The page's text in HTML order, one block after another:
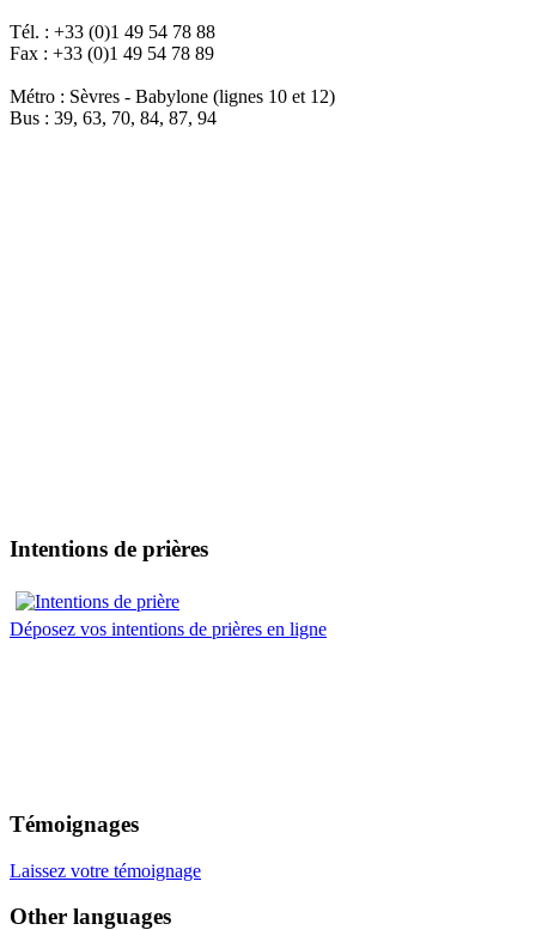
Tél. : +33 (0)1 49 54 78 88
Fax : +33 (0)1 49 54 78 89
Métro : Sèvres - Babylone (lignes 10 et 12)
Bus : 39, 63, 70, 84, 87, 94
Intentions de prières
Déposez vos intentions de prières en ligne
Témoignages
Laissez votre témoignage
Other languages